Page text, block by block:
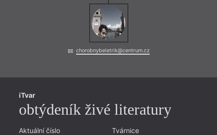
chorobnybeletrik@centrum.cz
iTvar
obtýdeník živé literatury
Aktuální číslo
Tvárnice